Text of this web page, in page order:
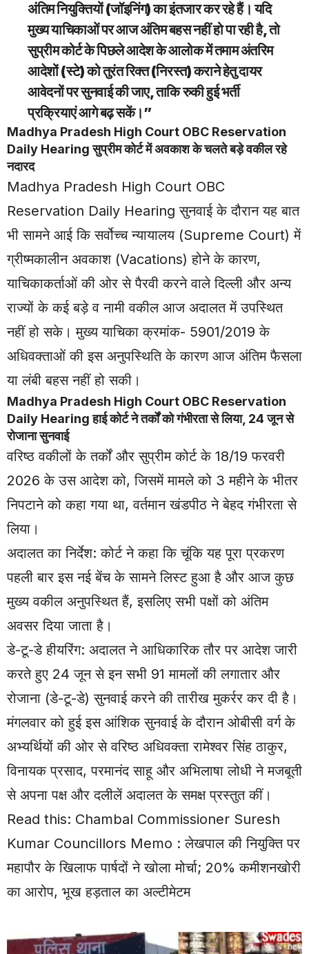
अंतिम नियुक्तियों (जॉइनिंग) का इंतजार कर रहे हैं। यदि
मुख्य याचिकाओं पर आज अंतिम बहस नहीं हो पा रही है, तो
सुप्रीम कोर्ट के पिछले आदेश के आलोक में तमाम अंतरिम
आदेशों (स्टे) को तुरंत रिक्त (निरस्त) कराने हेतु दायर
आवेदनों पर सुनवाई की जाए, ताकि रुकी हुई भर्ती
प्रक्रियाएं आगे बढ़ सकें।”
Madhya Pradesh High Court OBC Reservation
Daily Hearing सुप्रीम कोर्ट में अवकाश के चलते बड़े वकील रहे
नदारद
Madhya Pradesh High Court OBC
Reservation Daily Hearing सुनवाई के दौरान यह बात
भी सामने आई कि सर्वोच्च न्यायालय (Supreme Court) में
ग्रीष्मकालीन अवकाश (Vacations) होने के कारण,
याचिकाकर्ताओं की ओर से पैरवी करने वाले दिल्ली और अन्य
राज्यों के कई बड़े व नामी वकील आज अदालत में उपस्थित
नहीं हो सके। मुख्य याचिका क्रमांक- 5901/2019 के
अधिवक्ताओं की इस अनुपस्थिति के कारण आज अंतिम फैसला
या लंबी बहस नहीं हो सकी।
Madhya Pradesh High Court OBC Reservation
Daily Hearing हाई कोर्ट ने तर्कों को गंभीरता से लिया, 24 जून से
रोजाना सुनवाई
वरिष्ठ वकीलों के तर्कों और सुप्रीम कोर्ट के 18/19 फरवरी
2026 के उस आदेश को, जिसमें मामले को 3 महीने के भीतर
निपटाने को कहा गया था, वर्तमान खंडपीठ ने बेहद गंभीरता से
लिया।
अदालत का निर्देश: कोर्ट ने कहा कि चूंकि यह पूरा प्रकरण
पहली बार इस नई बेंच के सामने लिस्ट हुआ है और आज कुछ
मुख्य वकील अनुपस्थित हैं, इसलिए सभी पक्षों को अंतिम
अवसर दिया जाता है।
डे-टू-डे हीयरिंग: अदालत ने आधिकारिक तौर पर आदेश जारी
करते हुए 24 जून से इन सभी 91 मामलों की लगातार और
रोजाना (डे-टू-डे) सुनवाई करने की तारीख मुकर्रर कर दी है।
मंगलवार को हुई इस आंशिक सुनवाई के दौरान ओबीसी वर्ग के
अभ्यर्थियों की ओर से वरिष्ठ अधिवक्ता रामेश्वर सिंह ठाकुर,
विनायक प्रसाद, परमानंद साहू और अभिलाषा लोधी ने मजबूती
से अपना पक्ष और दलीलें अदालत के समक्ष प्रस्तुत कीं।
Read this: Chambal Commissioner Suresh
Kumar Councillors Memo : लेखपाल की नियुक्ति पर
महापौर के खिलाफ पार्षदों ने खोला मोर्चा; 20% कमीशनखोरी
का आरोप, भूख हड़ताल का अल्टीमेटम